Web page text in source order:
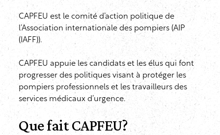
CAPFEU est le comité d’action politique de
l’Association internationale des pompiers (AIP
(IAFF)).
CAPFEU appuie les candidats et les élus qui font
progresser des politiques visant à protéger les
pompiers professionnels et les travailleurs des
services médicaux d’urgence.
Que fait CAPFEU?